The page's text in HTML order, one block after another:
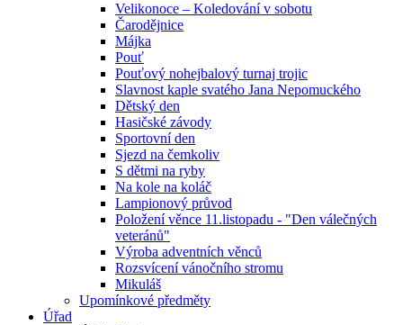
Velikonoce – Koledování v sobotu
Čarodějnice
Májka
Pouť
Pouťový nohejbalový turnaj trojic
Slavnost kaple svatého Jana Nepomuckého
Dětský den
Hasičské závody
Sportovní den
Sjezd na čemkoliv
S dětmi na ryby
Na kole na koláč
Lampionový průvod
Položení věnce 11.listopadu - "Den válečných
veteránů"
Výroba adventních věnců
Rozsvícení vánočního stromu
Mikuláš
Upomínkové předměty
Úřad